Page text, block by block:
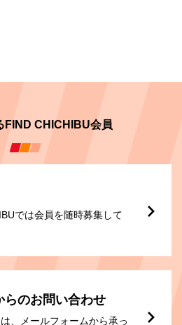
FIND CHICHIBU会員
では会員を随時募集して
らのお問い合わせ
、メールフォームから承っ